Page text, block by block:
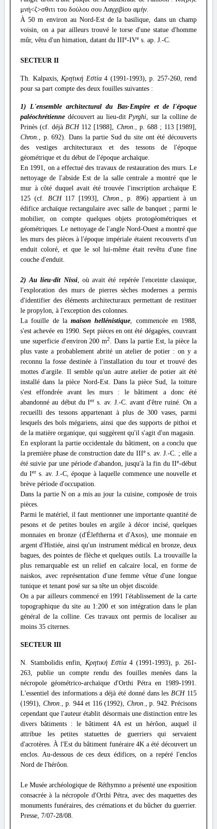
μνή<ζ>σθιτι του δούλου σου Λαγχιβίου αμήν.
À 50 m environ au Nord-Est de la basilique, dans un champ
voisin, on a par ailleurs trouvé le torse d'une statue d'homme
mûr, vêtu d'un himation, datant du IIIe-IVe s. ap. J.-C.
SECTEUR II
Th. Kalpaxis, Κρητική Εστία4 (1991-1993), p. 257-260, rend
pour sa part compte des deux fouilles suivantes :
1) L'ensemble architectural du Bas-Empireet de l'époque
paléochrétienne découvert au lieu-dit Pyrghi, sur la colline de
Prinès (cf. déjà BCH 112 [1988], Chron., p. 688 ; 113 [1989],
Chron., p. 692). Dans la partie Sud du site ont été découverts
des vestiges architecturaux et des tessons de l'époque
géométrique et du début de l'époque archaïque.
En 1991, on a effectué des travaux de restauration des murs. Le
nettoyage de l'abside Est de la salle centrale a montré que le
mur à côté duquel avait été trouvée l'inscription archaïque Ε
125 (cf. BCH117 [1993],Chron., p. 896) appartient à un
édifice archaïque rectangulaire avec salle de banquet ; parmi le
mobilier, on compte quelques objets protogéométriques et
géométriques. Le nettoyage de l'angle Nord-Ouest a montré que
les murs des pièces à l'époque impériale étaient recouverts d'un
enduit coloré, et que le sol lui-même était revêtu d'une fine
couche d'enduit.
2) Au lieu-dit Nissi, où avait été repérée l'enceinte classique,
l'exploration des murs de pierres sèches modernes a permis
d'identifier des éléments architecturaux permettant de restituer
le propylon, à l'exception des colonnes.
La fouille de la maison hellénistique, commencée en 1988,
s'est achevée en 1990. Sept pièces en ont été dégagées, couvrant
une superficie d'environ 200 m2. Dans la partie Est, la pièce la
plus vaste a probablement abrité un atelier de potier : on y a
reconnu la fosse destinée à l'installation du tour et trouvé des
mottes d'argile. Il semble qu'un autre atelier de potier ait été
installé dans la pièce Nord-Est. Dans la pièce Sud, la toiture
s'est effondrée avant les murs : le bâtiment a donc été
abandonné au début du Ier s. av. J.-C. avant d'être ruiné. On a
recueilli des tessons appartenant à plus de 300 vases, parmi
lesquels des bols mégariens, ainsi que des supports de pithoi et
de la matière organique, qui suggèrent qu'il s'agit d'un magasin.
En explorant la partie occidentale du bâtiment, on a conclu que
la première phase de construction date du IIIe s. av. J.-C. ; elle a
été suivie par une période d'abandon, jusqu'à la fin du IIe-début
du Ier s. av. J.-C, époque à laquelle commence une nouvelle et
brève période d'occupation.
Dans la partie Ν on a mis au jour la cuisine, composée de trois
pièces.
Parmi le matériel, il faut mentionner une importante quantité de
pesons et de petites boules en argile à décor incisé, quelques
monnaies en bronze (d'Éleftherna et d'Axos), une monnaie en
argent d'Histiée, ainsi qu'un instrument médical en bronze, deux
bagues, des pointes de flèche et quelques outils. La trouvaille la
plus remarquable est un relief en calcaire local, en forme de
naiskos, avec représentation d'une femme vêtue d'une longue
tunique et tenant posé sur sa tête un objet discoïde.
On a par ailleurs commencé en 1991 l'établissement de la carte
topographique du site au 1:200 et son intégration dans le plan
général de la colline. Ces travaux ont permis de localiser au
moins 35 citernes.
SECTEUR III
N. Stambolidis enfin, Κρητική Εστία4 (1991-1993), p. 261-
263, publie un compte rendu des fouilles menées dans la
nécropole géométrico-archaïque d'Orthi Pétra en 1989-1991.
L'essentiel des informations a déjà été donné dans lesBCH115
(1991), Chron., p. 944 et 116 (1992), Chron., p. 942. Précisons
cependant que l'auteur établit désormais une distinction entre les
divers bâtiments : le bâtiment 4A est un hérôon, auquel il
attribue les petites statuettes de guerriers qui servaient
d'acrotères. À l'Est du bâtiment funéraire 4K a été découvert un
enclos. Au-dessous de ces deux édifices, on a repéré l'enclos
Nord de l'hérôon.
Le Musée archéologique de Réthymno a présenté une exposition
consacrée à la nécropole d'Orthi Pétra, avec des maquettes des
monuments funéraires, des crémations et du bûcher du guerrier.
Presse, 7/07-28/08.